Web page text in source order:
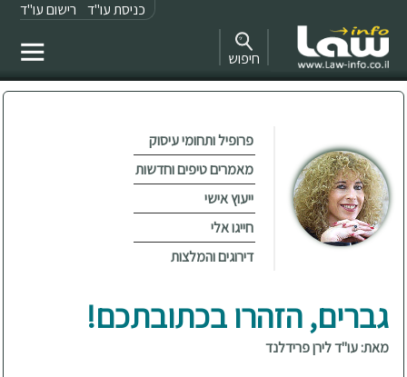
כניסת עו"ד רישום עו"ד
חיפוש
פרופיל ותחומי עיסוק
מאמרים טיפים וחדשות
ייעוץ אישי
חייגו אלי
דירוגים והמלצות
גברים, הזהרו בכתובתכם!
מאת: עו"ד לירן פרידלנד